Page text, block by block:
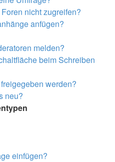
nicht zugreifen?
anfügen?
melden?
beim Schreiben
werden?
neu?
einfügen?